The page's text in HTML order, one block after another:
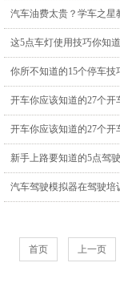
汽车油费太贵？学车之星
这5点车灯使用技巧你知
你所不知道的15个停车技
开车你应该知道的27个开
开车你应该知道的27个开
新手上路要知道的5点驾
汽车驾驶模拟器在驾驶培
首页 上一页